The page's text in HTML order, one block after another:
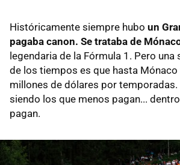
Históricamente siempre hubo un
pagaba canon. Se trataba de
legendaria de la Fórmula 1. Pero una
de los tiempos es que hasta Mónaco
millones de dólares por temporadas.
siendo los que menos pagan...
pagan.